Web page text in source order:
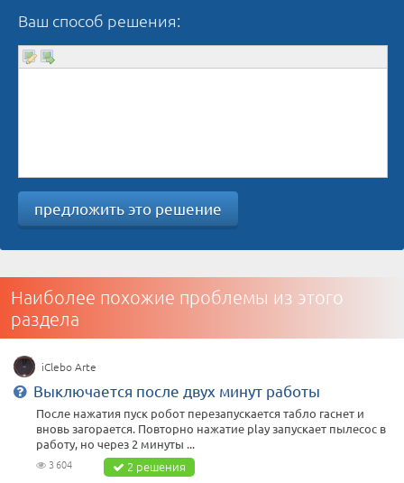
Ваш способ решения:
предложить это решение
Наиболее похожие проблемы из этого
раздела
iClebo Arte
Выключается после двух минут работы
После нажатия пуск робот перезапускается табло гаснет и
вновь загорается. Повторно нажатие play запускает пылесос в
работу, но через 2 минуты ...
3 604 2 решения